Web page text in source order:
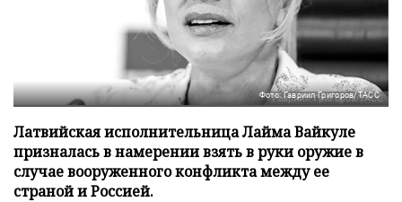
Фото: Гавриил Григоров/ТАСС
Латвийская исполнительница Лайма Вайкуле
призналась в намерении взять в руки оружие в
случае вооруженного конфликта между ее
страной и Россией.